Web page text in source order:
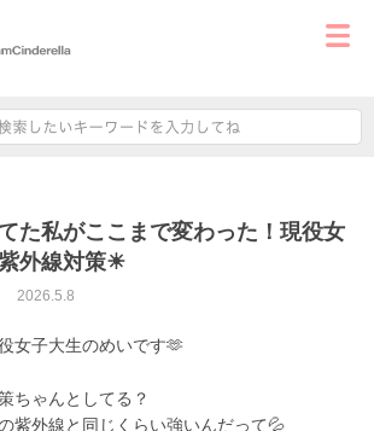
た私がここまで変わった！現役女
外線対策☀
2026.5.8
女子大生のめいです🫶
ちゃんとしてる？
紫外線と同じくらい強いんだって💦